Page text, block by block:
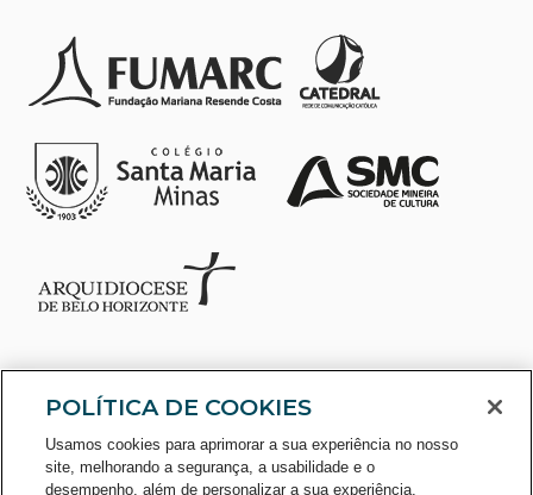
POLÍTICA DE COOKIES
Usamos cookies para aprimorar a sua experiência no nosso
site, melhorando a segurança, a usabilidade e o
desempenho, além de personalizar a sua experiência,